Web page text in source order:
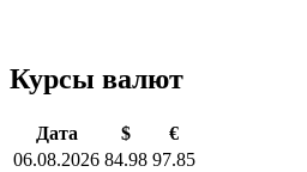
Курсы валют
Дата $
€
06.08.2026 84.98 97.85